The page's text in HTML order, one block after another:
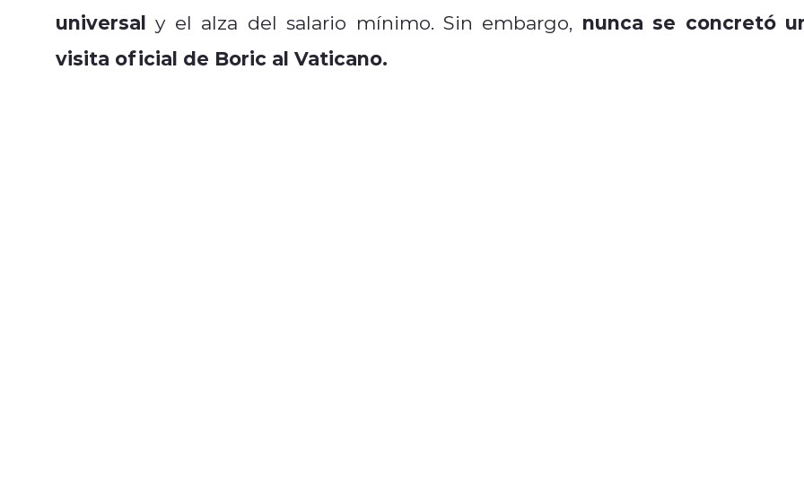
universal y el alza del salario mínimo. Sin embargo, nunca se concretó
visita oficial de Boric al Vaticano.